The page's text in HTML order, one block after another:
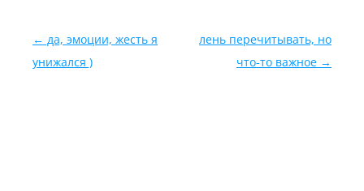
Навигация по записям
← да, эмоции, жесть я
унижался )
лень перечитывать, но
что-то важное →